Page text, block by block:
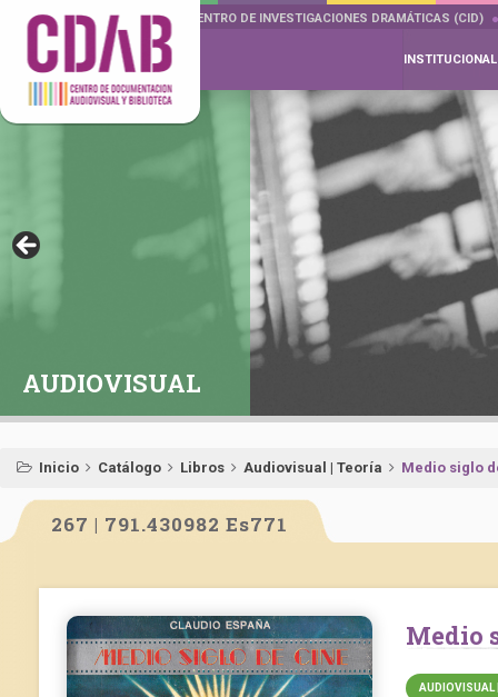
DOCUMENTA DRAMÁTICAS CENTRO DE INVESTIGACIONES DRAMÁTICAS (CID)
INSTITUCIONAL
AUDIOVISUAL
Inicio Catálogo Libros Audiovisual | Teoría Medio siglo
267 | 791.430982 Es771
AUDIOVISUAL